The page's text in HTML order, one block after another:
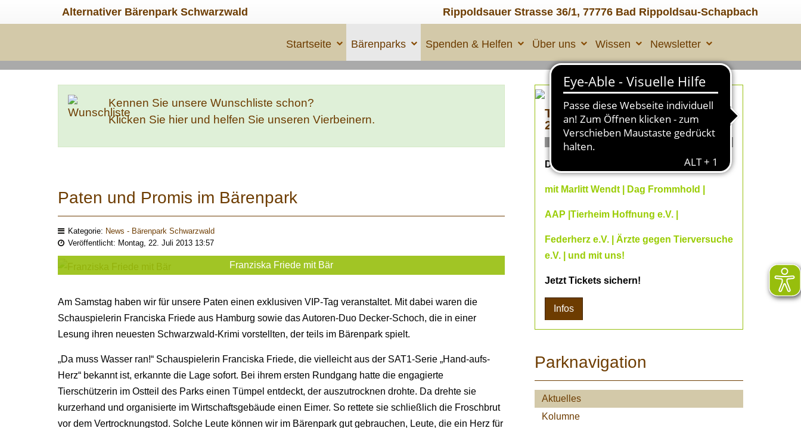
Alternativer Bärenpark Schwarzwald Rippoldsauer Strasse 36/1, 77776 Bad Rippoldsau-Schapbach
Startseite Bärenparks Spenden & Helfen Über uns Wissen Newsletter
Kennen Sie unsere Wunschliste schon?
Klicken Sie hier und helfen Sie unseren Vierbeinern.
Paten und Promis im Bärenpark
Kategorie: News - Bärenpark Schwarzwald
Veröffentlicht: Montag, 22. Juli 2013 13:57
Franziska Friede mit Bär
Am Samstag haben wir für unsere Paten einen exklusiven VIP-Tag veranstaltet. Mit dabei waren die
Schauspielerin Franciska Friede aus Hamburg sowie das Autoren-Duo Decker-Schoch, die in einer
Lesung ihren neuesten Schwarzwald-Krimi vorstellten, der teils im Bärenpark spielt.
„Da muss Wasser ran!“ Schauspielerin Franciska Friede, die vielleicht aus der SAT1-Serie „Hand-aufs-
Herz“ bekannt ist, erkannte die Lage sofort. Bei ihrem ersten Rundgang hatte die engagierte
Tierschützerin im Ostteil des Parks einen Tümpel entdeckt, der auszutrocknen drohte. Da drehte sie
kurzerhand und organisierte im Wirtschaftsgebäude einen Eimer. So rettete sie schließlich die Froschbrut
vor dem Vertrocknungstod. Solche Leute können wir im Bärenpark gut gebrauchen, Leute, die ein Herz für
TIERLEID made in ÜBERALL
2
ONLINE Fachvorträge
Dein Online--Herbst 2026
mit Marlitt Wendt | Dag Frommhold |
AAP |Tierheim Hoffnung e.V. |
Federherz e.V. | Ärzte gegen Tierversuche
e.V. | und mit uns!
Jetzt Tickets sichern!
Infos
Parknavigation
Aktuelles
Kolumne